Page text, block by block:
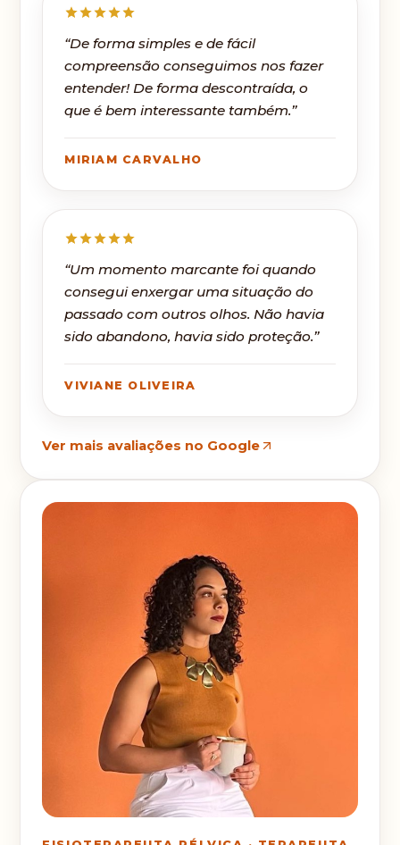
“De forma simples e de fácil
compreensão conseguimos nos fazer
entender! De forma descontraída, o
que é bem interessante também.”
MIRIAM CARVALHO
“Um momento marcante foi quando
consegui enxergar uma situação do
passado com outros olhos. Não havia
sido abandono, havia sido proteção.”
VIVIANE OLIVEIRA
Ver mais avaliações no Google